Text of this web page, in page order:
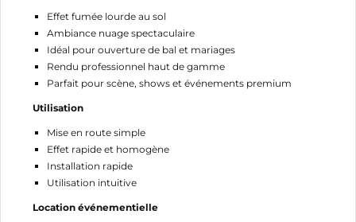
Effet fumée lourde au sol
Ambiance nuage spectaculaire
Idéal pour ouverture de bal et mariages
Rendu professionnel haut de gamme
Parfait pour scène, shows et événements premium
Utilisation
Mise en route simple
Effet rapide et homogène
Installation rapide
Utilisation intuitive
Location événementielle
CRÉER UNE LISTE D'ENVIES
CONNEXION